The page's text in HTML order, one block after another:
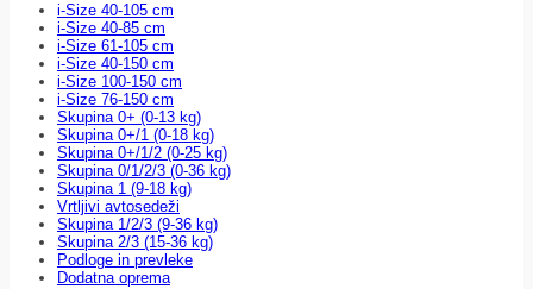
i-Size 40-105 cm
i-Size 40-85 cm
i-Size 61-105 cm
i-Size 40-150 cm
i-Size 100-150 cm
i-Size 76-150 cm
Skupina 0+ (0-13 kg)
Skupina 0+/1 (0-18 kg)
Skupina 0+/1/2 (0-25 kg)
Skupina 0/1/2/3 (0-36 kg)
Skupina 1 (9-18 kg)
Vrtljivi avtosedeži
Skupina 1/2/3 (9-36 kg)
Skupina 2/3 (15-36 kg)
Podloge in prevleke
Dodatna oprema